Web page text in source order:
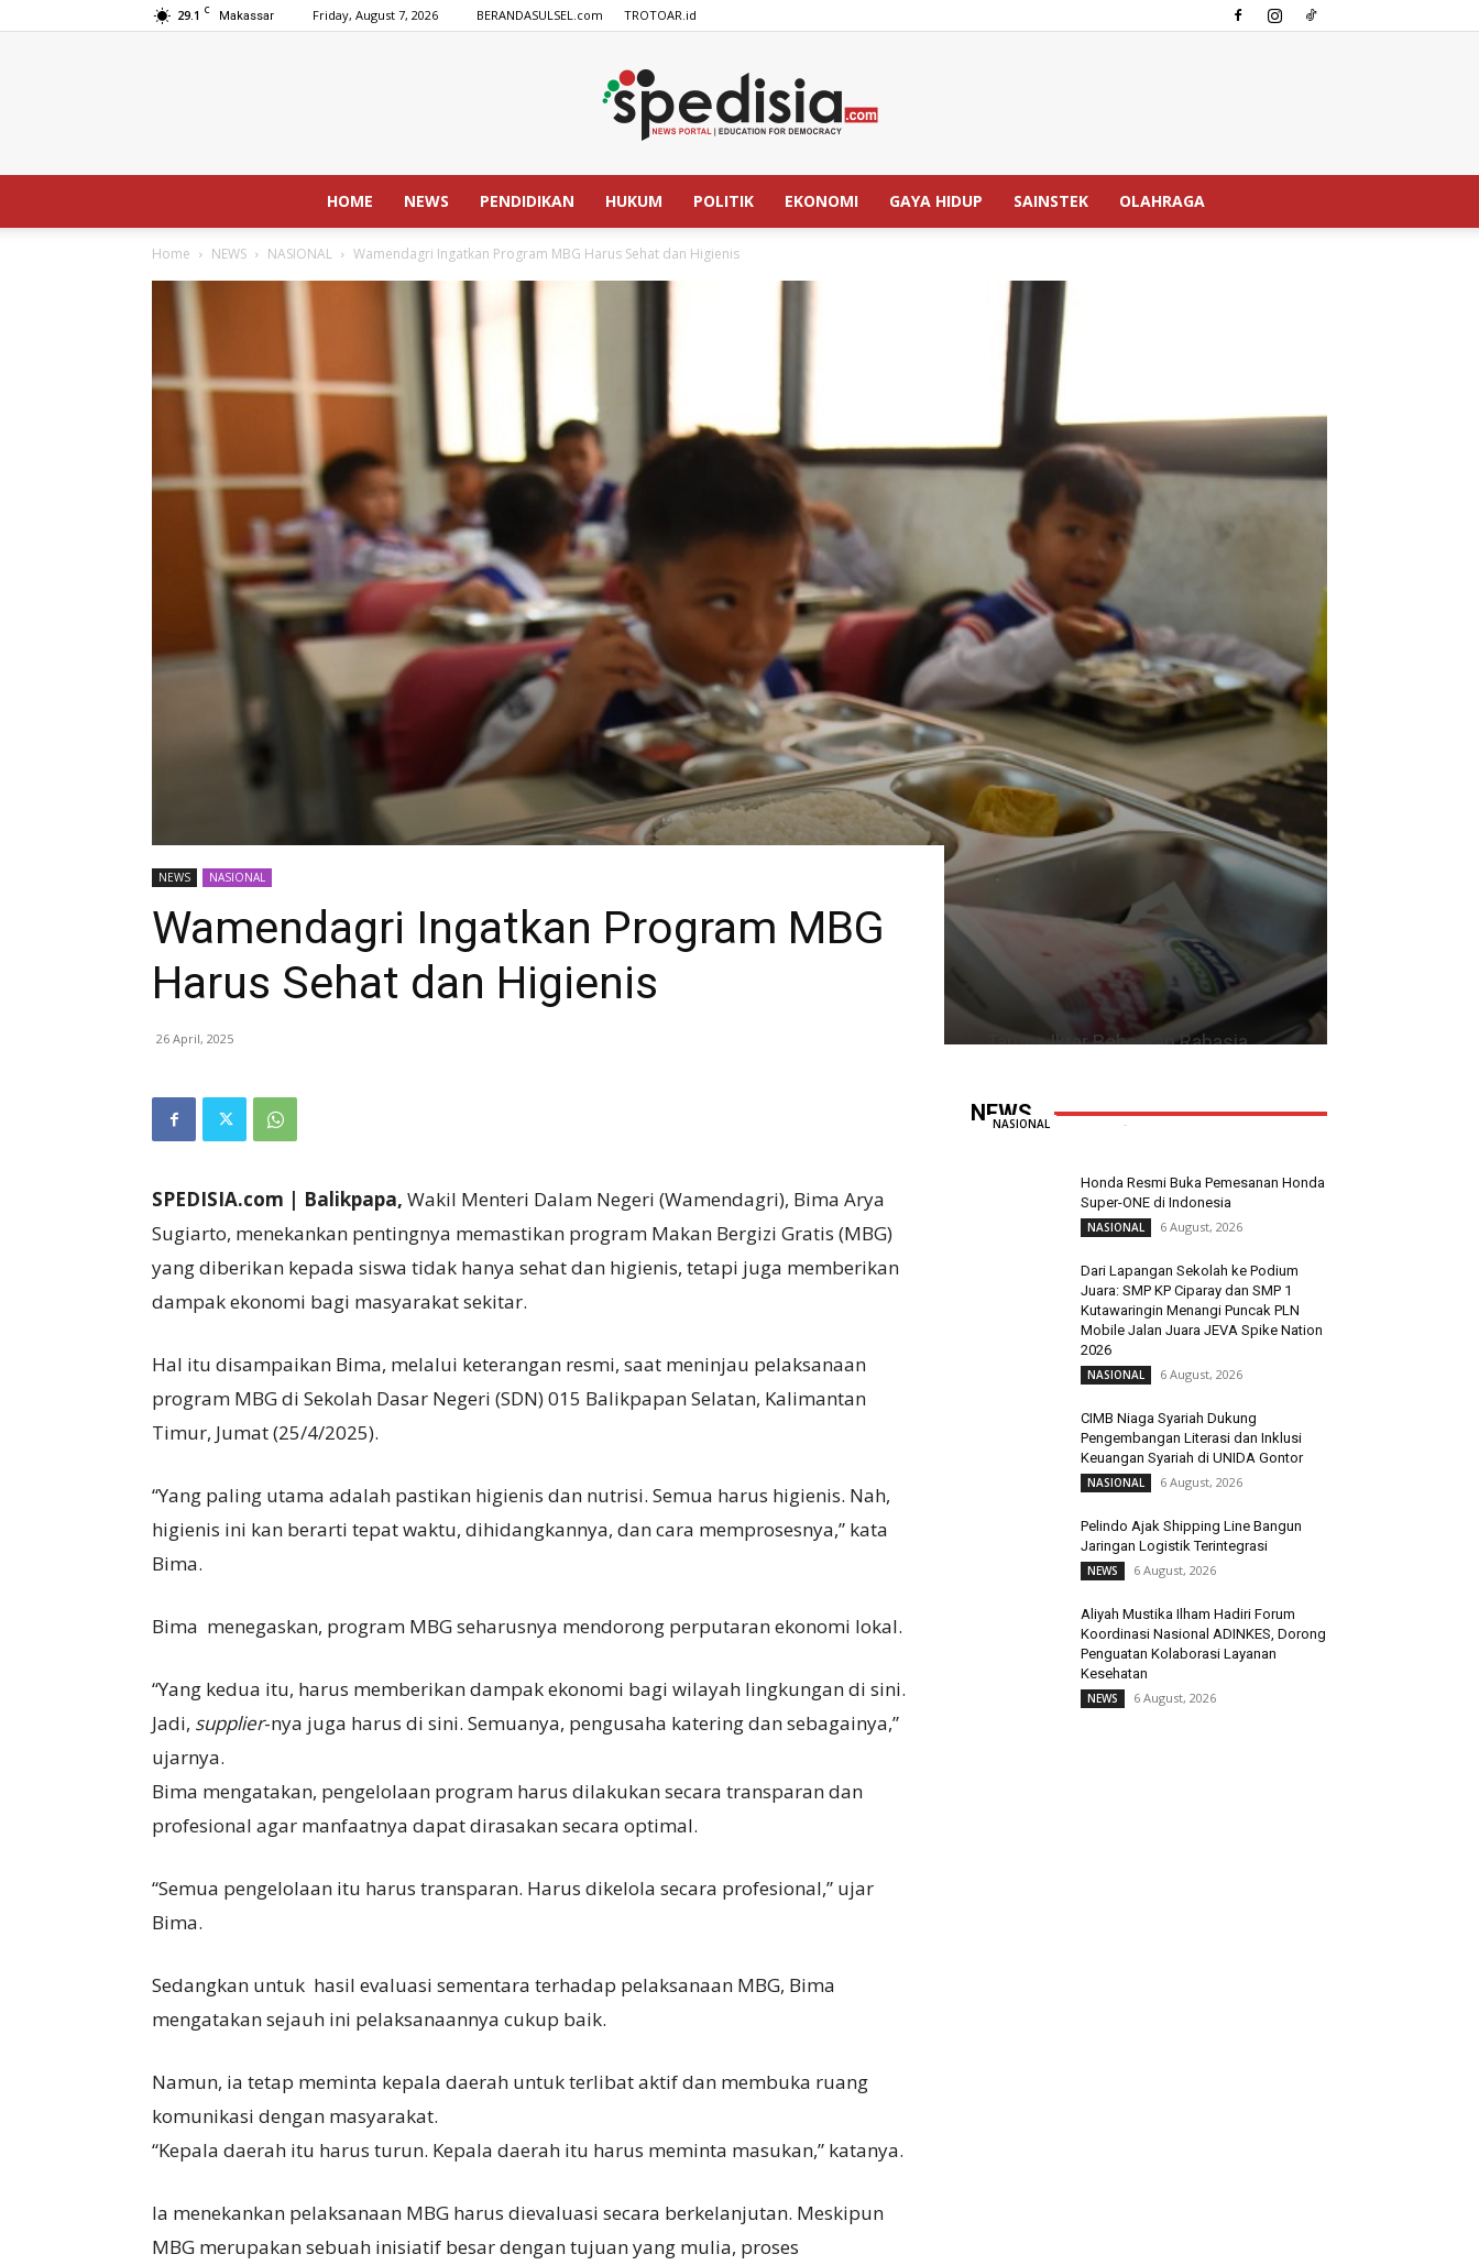
29.1 C Makassar Friday, August 7, 2026 BERANDASULSEL.com TROTOAR.id
SPEDISIA.com
HOME NEWS PENDIDIKAN HUKUM POLITIK EKONOMI GAYA HIDUP SAINSTEK OLAHRAGA
Home NEWS NASIONAL Wamendagri Ingatkan Program MBG Harus Sehat dan Higienis
NEWS NASIONAL
Wamendagri Ingatkan Program MBG
Harus Sehat dan Higienis
26 April, 2025
SPEDISIA.com | Balikpapa, Wakil Menteri Dalam Negeri (Wamendagri), Bima Arya
Sugiarto, menekankan pentingnya memastikan program Makan Bergizi Gratis (MBG)
yang diberikan kepada siswa tidak hanya sehat dan higienis, tetapi juga memberikan
dampak ekonomi bagi masyarakat sekitar.
Hal itu disampaikan Bima, melalui keterangan resmi, saat meninjau pelaksanaan
program MBG di Sekolah Dasar Negeri (SDN) 015 Balikpapan Selatan, Kalimantan
Timur, Jumat (25/4/2025).
“Yang paling utama adalah pastikan higienis dan nutrisi. Semua harus higienis. Nah,
higienis ini kan berarti tepat waktu, dihidangkannya, dan cara memprosesnya,” kata
Bima.
Bima menegaskan, program MBG seharusnya mendorong perputaran ekonomi lokal.
“Yang kedua itu, harus memberikan dampak ekonomi bagi wilayah lingkungan di sini.
Jadi, supplier-nya juga harus di sini. Semuanya, pengusaha katering dan sebagainya,”
ujarnya.
Bima mengatakan, pengelolaan program harus dilakukan secara transparan dan
profesional agar manfaatnya dapat dirasakan secara optimal.
“Semua pengelolaan itu harus transparan. Harus dikelola secara profesional,” ujar
Bima.
Sedangkan untuk hasil evaluasi sementara terhadap pelaksanaan MBG, Bima
mengatakan sejauh ini pelaksanaannya cukup baik.
Namun, ia tetap meminta kepala daerah untuk terlibat aktif dan membuka ruang
komunikasi dengan masyarakat.
“Kepala daerah itu harus turun. Kepala daerah itu harus meminta masukan,” katanya.
Ia menekankan pelaksanaan MBG harus dievaluasi secara berkelanjutan. Meskipun
MBG merupakan sebuah inisiatif besar dengan tujuan yang mulia, proses
NEWS
Taruna Ikrar Beberkan Rahasia
NASIONAL -
Honda Resmi Buka Pemesanan Honda
Super-ONE di Indonesia
NASIONAL 6 August, 2026
Dari Lapangan Sekolah ke Podium
Juara: SMP KP Ciparay dan SMP 1
Kutawaringin Menangi Puncak PLN
Mobile Jalan Juara JEVA Spike Nation
2026
NASIONAL 6 August, 2026
CIMB Niaga Syariah Dukung
Pengembangan Literasi dan Inklusi
Keuangan Syariah di UNIDA Gontor
NASIONAL 6 August, 2026
Pelindo Ajak Shipping Line Bangun
Jaringan Logistik Terintegrasi
NEWS 6 August, 2026
Aliyah Mustika Ilham Hadiri Forum
Koordinasi Nasional ADINKES, Dorong
Penguatan Kolaborasi Layanan
Kesehatan
NEWS 6 August, 2026